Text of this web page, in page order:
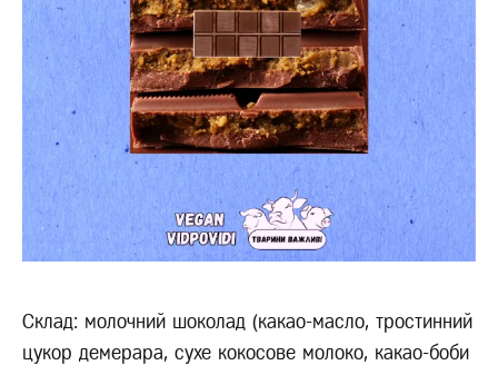
Склад: молочний шоколад (какао-масло, тростинний
цукор демерара, сухе кокосове молоко, какао-боби